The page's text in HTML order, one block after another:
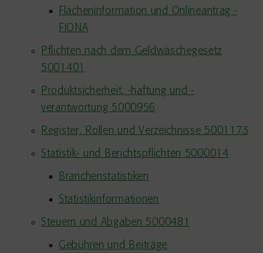
Flächeninformation und Onlineantrag -
FIONA
Pflichten nach dem Geldwäschegesetz
5001401
Produktsicherheit, -haftung und -
verantwortung 5000956
Register, Rollen und Verzeichnisse 5001173
Statistik- und Berichtspflichten 5000014
Branchenstatistiken
Statistikinformationen
Steuern und Abgaben 5000481
Gebühren und Beiträge